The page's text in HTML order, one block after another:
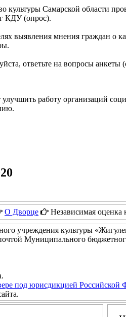
культуры Самарской области
КДУ (опрос).
выявления мнения граждан о
ответьте на вопросы анкеты
работу организаций
О Дворце Независимая оценка
учреждения культуры
Муниципального
под юрисдикцией Российской